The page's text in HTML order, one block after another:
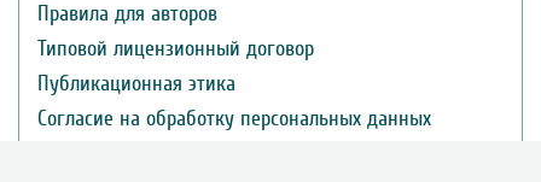
Правила для авторов
Типовой лицензионный договор
Публикационная этика
Согласие на обработку персональных данных